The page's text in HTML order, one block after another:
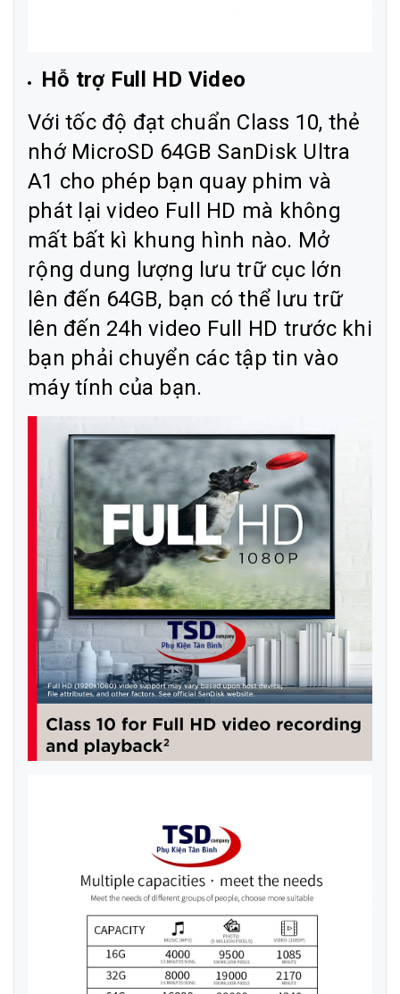
Hỗ trợ Full HD Video
Với tốc độ đạt chuẩn Class 10, thẻ
nhớ MicroSD 64GB SanDisk Ultra
A1 cho phép bạn quay phim và
phát lại video Full HD mà không
mất bất kì khung hình nào. Mở
rộng dung lượng lưu trữ cục lớn
lên đến 64GB, bạn có thể lưu trữ
lên đến 24h video Full HD trước khi
bạn phải chuyển các tập tin vào
máy tính của bạn.